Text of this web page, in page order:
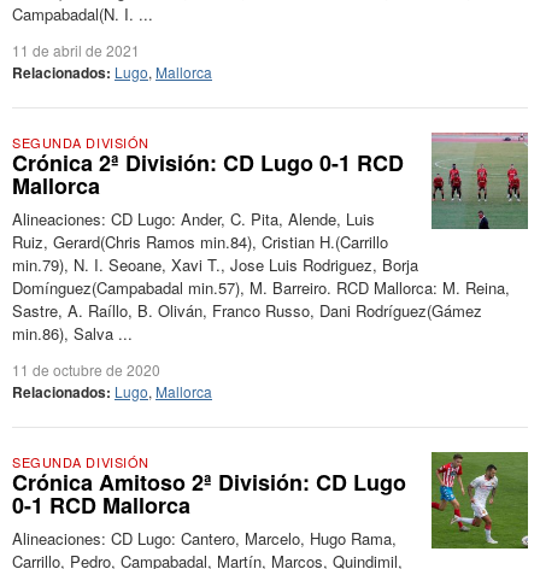
Campabadal(N. I. ...
11 de abril de 2021
Relacionados: Lugo, Mallorca
SEGUNDA DIVISIÓN
Crónica 2ª División: CD Lugo 0-1 RCD
Mallorca
Alineaciones: CD Lugo: Ander, C. Pita, Alende, Luis
Ruiz, Gerard(Chris Ramos min.84), Cristian H.(Carrillo
min.79), N. I. Seoane, Xavi T., Jose Luis Rodriguez, Borja
Domínguez(Campabadal min.57), M. Barreiro. RCD Mallorca: M. Reina,
Sastre, A. Raíllo, B. Oliván, Franco Russo, Dani Rodríguez(Gámez
min.86), Salva ...
11 de octubre de 2020
Relacionados: Lugo, Mallorca
SEGUNDA DIVISIÓN
Crónica Amitoso 2ª División: CD Lugo
0-1 RCD Mallorca
Alineaciones: CD Lugo: Cantero, Marcelo, Hugo Rama,
Carrillo, Pedro, Campabadal, Martín, Marcos, Quindimil,